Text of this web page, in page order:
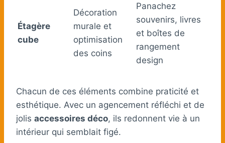
Étagère
cube
Décoration
murale et
optimisation
des coins
Panachez
souvenirs, livres
et boîtes de
rangement
design
Chacun de ces éléments combine praticité et
esthétique. Avec un agencement réfléchi et de
jolis accessoires déco, ils redonnent vie à un
intérieur qui semblait figé.